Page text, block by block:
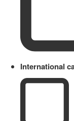
International